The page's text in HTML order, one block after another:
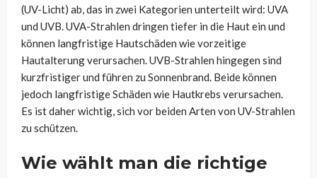
(UV-Licht) ab, das in zwei Kategorien unterteilt wird: UVA
und UVB. UVA-Strahlen dringen tiefer in die Haut ein und
können langfristige Hautschäden wie vorzeitige
Hautalterung verursachen. UVB-Strahlen hingegen sind
kurzfristiger und führen zu Sonnenbrand. Beide können
jedoch langfristige Schäden wie Hautkrebs verursachen.
Es ist daher wichtig, sich vor beiden Arten von UV-Strahlen
zu schützen.
Wie wählt man die richtige